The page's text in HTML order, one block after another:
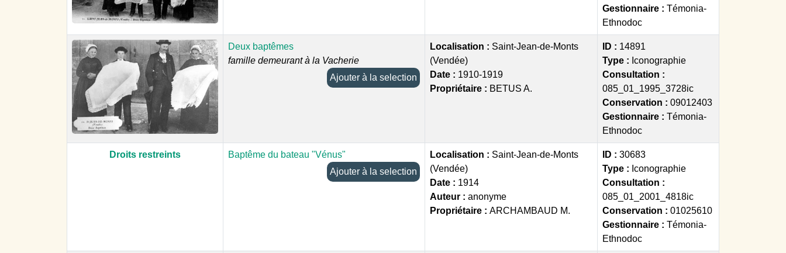
Gestionnaire : Témonia-
Ethnodoc
Deux baptêmes
famille demeurant à la Vacherie
Ajouter à la selection
Localisation : Saint-Jean-de-Monts
(Vendée)
Date : 1910-1919
Propriétaire : BETUS A.
ID : 14891
Type : Iconographie
Consultation :
085_01_1995_3728ic
Conservation : 09012403
Gestionnaire : Témonia-
Ethnodoc
Droits restreints
Baptême du bateau "Vénus"
Ajouter à la selection
Localisation : Saint-Jean-de-Monts
(Vendée)
Date : 1914
Auteur : anonyme
Propriétaire : ARCHAMBAUD M.
ID : 30683
Type : Iconographie
Consultation :
085_01_2001_4818ic
Conservation : 01025610
Gestionnaire : Témonia-
Ethnodoc